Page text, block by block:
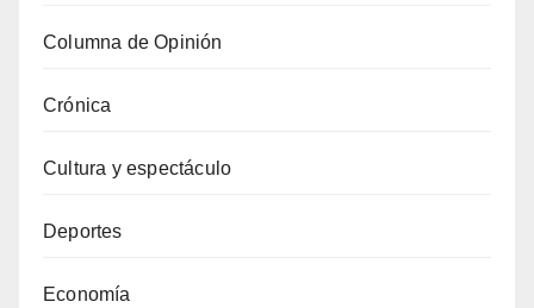
Columna de Opinión
Crónica
Cultura y espectáculo
Deportes
Economía